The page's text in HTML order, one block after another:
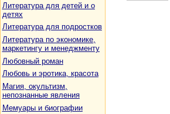
Литература для детей и о
детях
Литература для подростков
Литература по экономике,
маркетингу и менеджменту
Любовный роман
Любовь и эротика, красота
Магия, окультизм,
непознанные явления
Мемуары и биографии